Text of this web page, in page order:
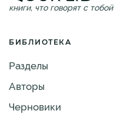
книги, что говорят с тобой
БИБЛИОТЕКА
Разделы
Авторы
Черновики